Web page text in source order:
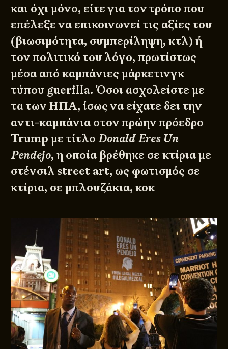
και όχι μόνο, είτε για τον τρόπο που
επέλεξε να επικοινωνεί τις αξίες του
(βιωσιμότητα, συμπερίληψη, κτλ) ή
τον πολιτικό του λόγο, πρωτίστως
μέσα από καμπάνιες μάρκετινγκ
τύπου guerilla. Όσοι ασχολείστε με
τα των ΗΠΑ, ίσως να είχατε δει την
αντι-καμπάνια στον πρώην πρόεδρο
Trump με τίτλοDonald Eres Un
Pendejo, η οποία βρέθηκε σε κτίρια με
στένσιλ street art, ως φωτισμός σε
κτίρια, σε μπλουζάκια, κοκ